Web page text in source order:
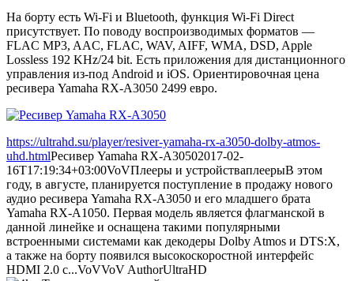
На борту есть Wi-Fi и Bluetooth, функция Wi-Fi Direct
присутствует. По поводу воспроизводимых форматов —
FLAC MP3, AAC, FLAC, WAV, AIFF, WMA, DSD, Apple
Lossless 192 KHz/24 bit. Есть приложения для дистанционного
управления из-под Android и iOS. Ориентировочная цена
ресивера Yamaha RX-A3050 2499 евро.
https://ultrahd.su/player/resiver-yamaha-rx-a3050-dolby-atmos-
uhd.htmlРесивер Yamaha RX-A30502017-02-
16T17:19:34+03:00VoVПлееры и устройстваплеерыВ этом
году, в августе, планируется поступление в продажу нового
аудио ресивера Yamaha RX-A3050 и его младшего брата
Yamaha RX-A1050. Первая модель является флагманской в
данной линейке и оснащена такими популярными
встроенными системами как декодеры Dolby Atmos и DTS:X,
а также на борту появился высокоскоростной интерфейс
HDMI 2.0 с...VoVVoVAuthorUltraHD